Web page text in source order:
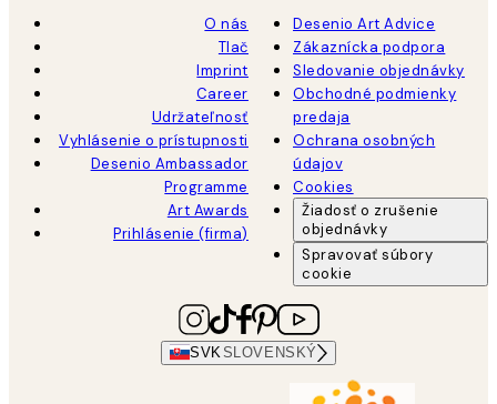
O nás
Tlač
Imprint
Career
Udržateľnosť
Vyhlásenie o prístupnosti
Desenio Ambassador
Programme
Art Awards
Prihlásenie (firma)
Desenio Art Advice
Zákaznícka podpora
Sledovanie objednávky
Obchodné podmienky
predaja
Ochrana osobných
údajov
Cookies
Žiadosť o zrušenie
objednávky
Spravovať súbory
cookie
SVKSLOVENSKÝ